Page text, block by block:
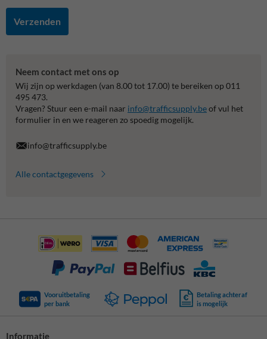
Verzenden
Neem contact met ons op
Wij zijn op werkdagen (van 8.00 tot 17.00) te bereiken op 011
495 473.
Vragen? Stuur een e-mail naar info@trafficsupply.beof vul het
formulier in en we reageren zo spoedig mogelijk.
info@trafficsupply.be
Alle contactgegevens
Vooruitbetaling
per bank
Betaling achteraf
is mogelijk
Informatie